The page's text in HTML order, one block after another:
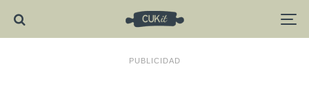
PUBLICIDAD